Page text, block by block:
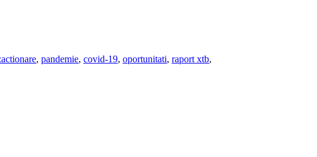
, pandemie, covid-19, oportunitati, raport xtb,